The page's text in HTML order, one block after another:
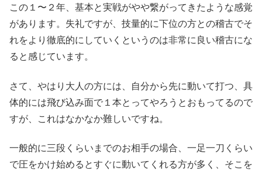
この１〜２年、基本と実戦がやや繋がってきたような感覚
があります。失礼ですが、技量的に下位の方との稽古でそ
れをより徹底的にしていくというのは非常に良い稽古にな
ると感じています。
さて、やはり大人の方には、自分から先に動いて打つ、具
体的には飛び込み面で１本とってやろうとおもってるので
すが、これはなかなか難しいですね。
一般的に三段くらいまでのお相手の場合、一足一刀くらい
で圧をかけ始めるとすぐに動いてくれる方が多く、そこを